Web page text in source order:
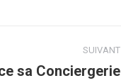
SUIVANT
sa Conciergerie